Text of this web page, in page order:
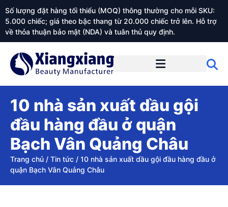
Số lượng đặt hàng tối thiểu (MOQ) thông thường cho mỗi SKU:
5.000 chiếc; giá theo bậc thang từ 20.000 chiếc trở lên. Hỗ trợ
về thỏa thuận bảo mật (NDA) và tuân thủ quy định.
10 nhà sản xuất dầu gội
đầu hàng đầu ở quận
Bạch Vân Quảng Châu
Trang chủ / Tin tức / 10 nhà sản xuất dầu gội đầu hàng đầu ở
quận Bạch Vân Quảng Châu